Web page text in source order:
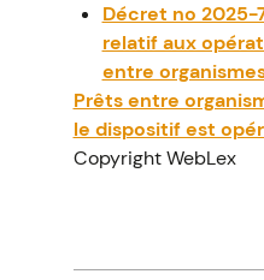
Décret no 2025-
relatif aux
entre
Prêts entre
le dispositif est
Copyright WebLex